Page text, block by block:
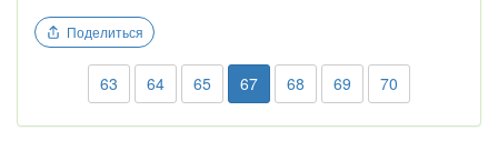
Поделиться
63 64 65 67 68 69 70